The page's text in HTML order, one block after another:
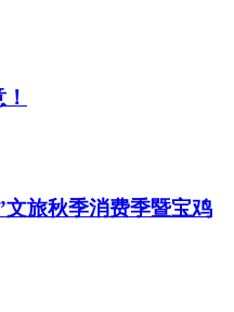
文旅秋季消费季暨宝鸡